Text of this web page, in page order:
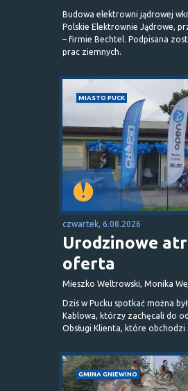
Budowa elektrowni jądrowej
Polskie Elektrownie Jądrowe,
– firmie Bechtel. Podpisana
prac ziemnych.
MIASTO PUCK
czwartek, 6.08.2026
Urodzinowe
oferta
Mieszko Weltrowski, Monika
Dziś w Pucku spotkać można
Kablowa, którzy zachęcali do
Obsługi Klienta, które obchodzi
GMINA GNIEWINO